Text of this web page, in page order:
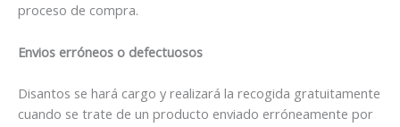
proceso de compra.
Envios erróneos o defectuosos
Disantos se hará cargo y realizará la recogida gratuitamente
cuando se trate de un producto enviado erróneamente por